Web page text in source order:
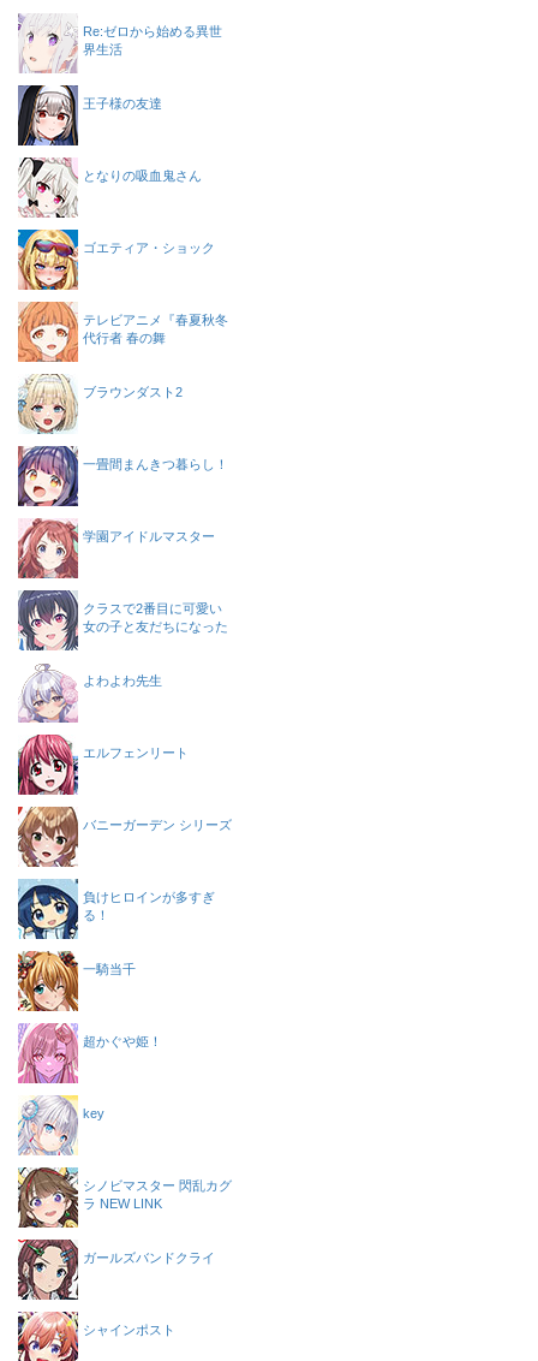
Re:ゼロから始める異世
界生活
王子様の友達
となりの吸血鬼さん
ゴエティア・ショック
テレビアニメ『春夏秋冬
代行者 春の舞
ブラウンダスト2
一畳間まんきつ暮らし！
学園アイドルマスター
クラスで2番目に可愛い
女の子と友だちになった
よわよわ先生
エルフェンリート
バニーガーデン シリーズ
負けヒロインが多すぎ
る！
一騎当千
超かぐや姫！
key
シノビマスター 閃乱カグ
ラ NEW LINK
ガールズバンドクライ
シャインポスト